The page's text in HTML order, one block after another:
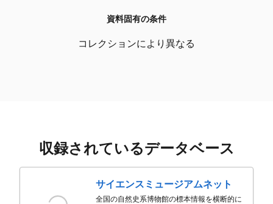
資料固有の条件
コレクションにより異なる
収録されているデータベース
サイエンスミュージアムネット
全国の自然史系博物館の標本情報を横断的に